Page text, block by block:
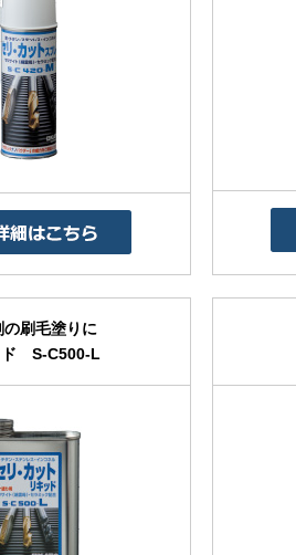
の刷毛塗りに
ド S-C500-L